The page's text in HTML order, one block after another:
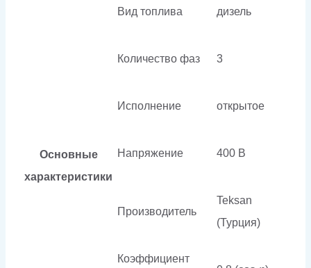
Основные
характеристики
Вид топлива дизель
Количество фаз 3
Исполнение открытое
Напряжение 400 В
Производитель
Teksan
(Турция)
Коэффициент